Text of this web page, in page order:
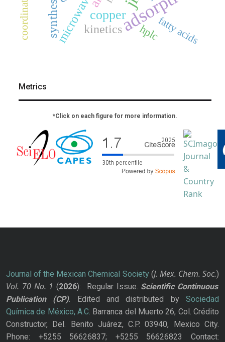
copper
microwave
synthesis kinetics hplcfatty acids
Metrics
*Click on each figure for more information.
Journal of the Mexican Chemical Society(J. Mex. Chem. Soc.)
Vol. 70 No. 1 (2026): Regular Issue. Scientific Continuous
Publication
(CP). Edited and distributed bySociedad
Química de México, A.C. Barranca del Muerto 26, Col. Crédito
Constructor, Del. Benito Juárez, C.P. 03940, Mexico City.
Phone: +5255 56626837; +5255 56626823 Contact: